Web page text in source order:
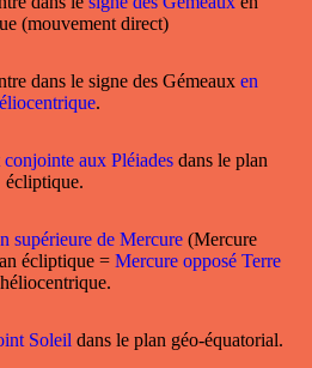
(mouvement direct)
dans le signe des Gémeaux en
.
aux Pléiadesdans le plan
écliptique.
supérieure de Mercure (Mercure
écliptique = Mercure opposé Terre
Soleil dans le plan géo-équatorial.